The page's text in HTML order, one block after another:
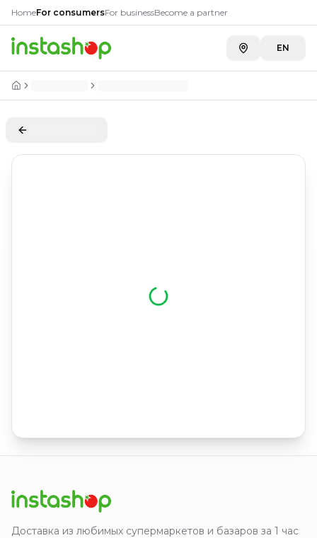
HomeFor consumersFor businessBecome a partner
EN
Доставка из любимых супермаркетов и базаров за 1 час